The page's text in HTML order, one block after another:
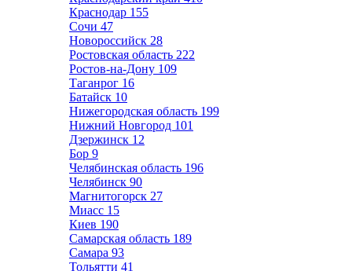
Краснодар 155
Сочи 47
Новороссийск 28
Ростовская область 222
Ростов-на-Дону 109
Таганрог 16
Батайск 10
Нижегородская область 199
Нижний Новгород 101
Дзержинск 12
Бор 9
Челябинская область 196
Челябинск 90
Магнитогорск 27
Миасс 15
Киев 190
Самарская область 189
Самара 93
Тольятти 41